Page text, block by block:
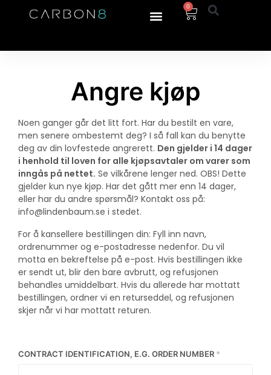
0
Angre kjøp
Noen ganger går det litt fort. Har du bestilt en vare,
men senere ombestemt deg? I så fall kan du benytte
deg av din lovfestede angrerett. Den gjelder i 14 dager
i henhold til loven for alle kjøpsavtaler om varer som
inngås på nettet. Se vilkårene lenger ned. OBS! Dette
gjelder kun nye kjøp. Har det gått mer enn 14 dager,
eller har du andre spørsmål? Kontakt oss på:
info@lindenbaum.se i stedet.
For å kansellere bestillingen din: Fyll inn navn,
ordrenummer og e-postadresse nedenfor. Du vil
motta en bekreftelse på e-post. Hvis bestillingen ikke
er sendt ut, blir den bare avbrutt, og refusjonen
behandles umiddelbart. Hvis du allerede har mottatt
bestillingen, ordner vi en returseddel, og refusjonen
skjer når vi har mottatt returen.
CONTRACT IDENTIFICATION, E.G. ORDER NUMBER *